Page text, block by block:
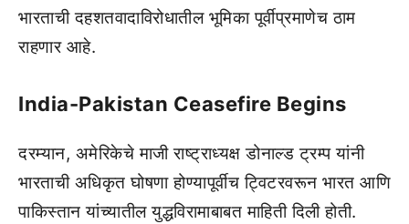
भारताची दहशतवादाविरोधातील भूमिका पूर्वीप्रमाणेच ठाम
राहणार आहे.
India-Pakistan Ceasefire Begins
दरम्यान, अमेरिकेचे माजी राष्ट्राध्यक्ष डोनाल्ड ट्रम्प यांनी
भारताची अधिकृत घोषणा होण्यापूर्वीच ट्विटरवरून भारत आणि
पाकिस्तान यांच्यातील युद्धविरामाबाबत माहिती दिली होती.